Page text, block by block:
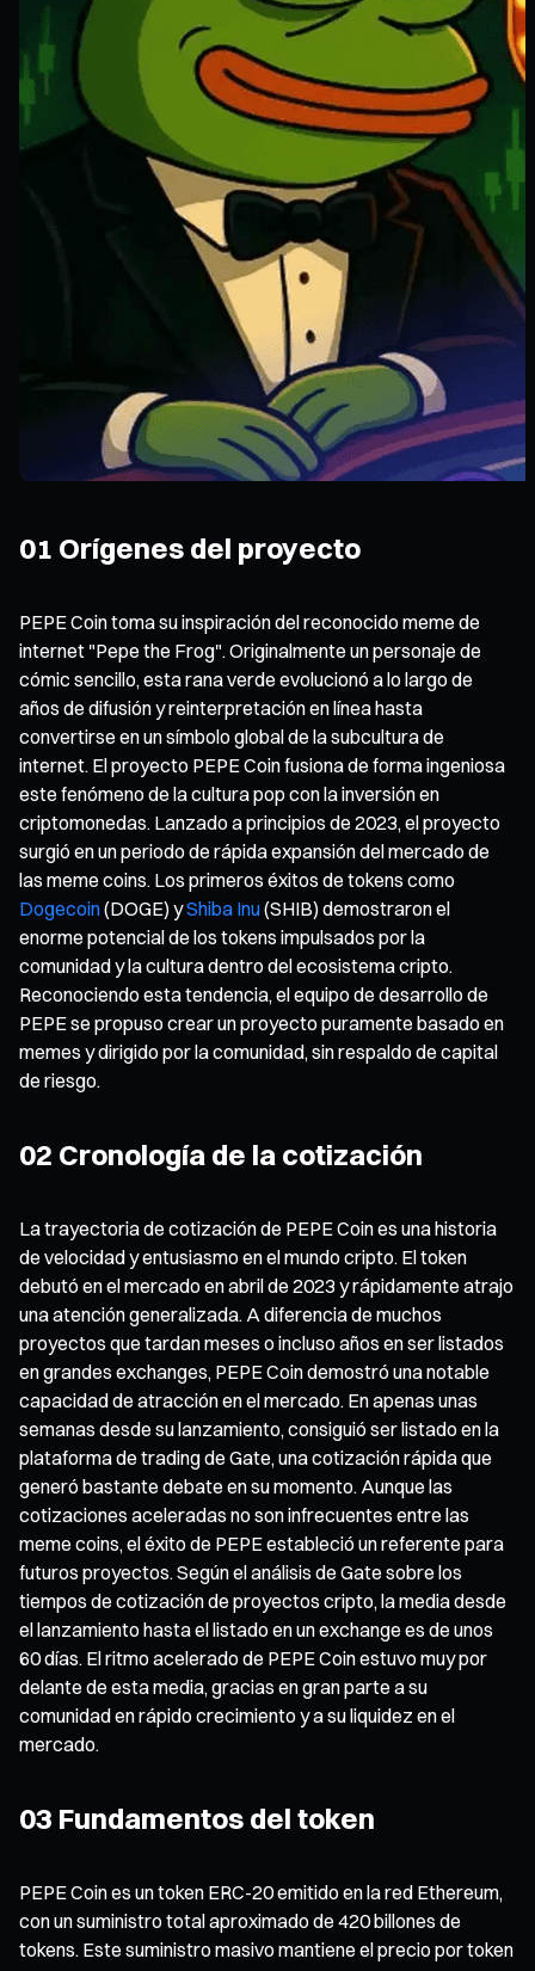
01 Orígenes del proyecto
PEPE Coin toma su inspiración del reconocido meme de
internet "Pepe the Frog". Originalmente un personaje de
cómic sencillo, esta rana verde evolucionó a lo largo de
años de difusión y reinterpretación en línea hasta
convertirse en un símbolo global de la subcultura de
internet. El proyecto PEPE Coin fusiona de forma ingeniosa
este fenómeno de la cultura pop con la inversión en
criptomonedas. Lanzado a principios de 2023, el proyecto
surgió en un periodo de rápida expansión del mercado de
las meme coins. Los primeros éxitos de tokens como
Dogecoin(DOGE) yShiba Inu(SHIB) demostraron el
enorme potencial de los tokens impulsados por la
comunidad y la cultura dentro del ecosistema cripto.
Reconociendo esta tendencia, el equipo de desarrollo de
PEPE se propuso crear un proyecto puramente basado en
memes y dirigido por la comunidad, sin respaldo de capital
de riesgo.
02 Cronología de la cotización
La trayectoria de cotización de PEPE Coin es una historia
de velocidad y entusiasmo en el mundo cripto. El token
debutó en el mercado en abril de 2023 y rápidamente atrajo
una atención generalizada. A diferencia de muchos
proyectos que tardan meses o incluso años en ser listados
en grandes exchanges, PEPE Coin demostró una notable
capacidad de atracción en el mercado. En apenas unas
semanas desde su lanzamiento, consiguió ser listado en la
plataforma de trading de Gate, una cotización rápida que
generó bastante debate en su momento. Aunque las
cotizaciones aceleradas no son infrecuentes entre las
meme coins, el éxito de PEPE estableció un referente para
futuros proyectos. Según el análisis de Gate sobre los
tiempos de cotización de proyectos cripto, la media desde
el lanzamiento hasta el listado en un exchange es de unos
60 días. El ritmo acelerado de PEPE Coin estuvo muy por
delante de esta media, gracias en gran parte a su
comunidad en rápido crecimiento y a su liquidez en el
mercado.
03 Fundamentos del token
PEPE Coin es un token ERC-20 emitido en la red Ethereum,
con un suministro total aproximado de 420 billones de
tokens. Este suministro masivo mantiene el precio por token